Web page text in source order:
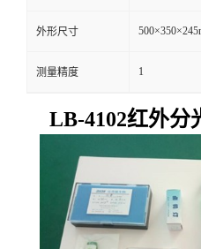
外形尺寸
测量精度 1
LB-4102红外分